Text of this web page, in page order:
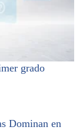
grado
Dominan en